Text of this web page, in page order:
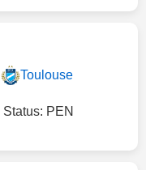
Toulouse
PEN